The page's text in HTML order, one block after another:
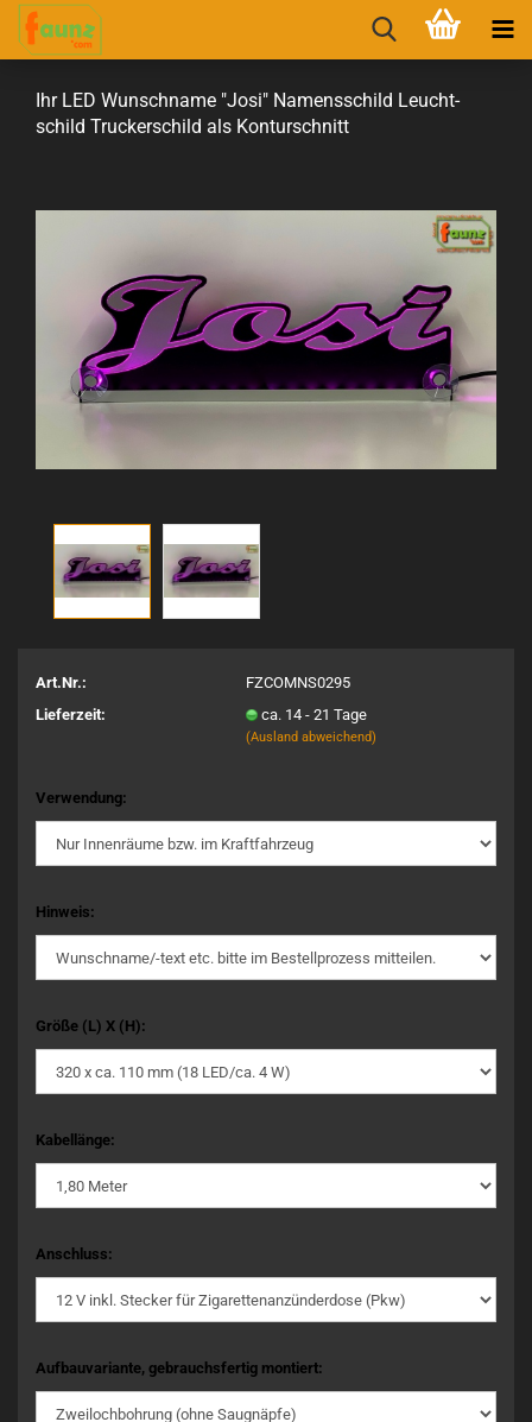
Ihr LED Wunsch­na­me "Josi" Na­mens­schild Leucht­
schild Tru­cker­schild als Kon­tur­schnitt
Art.Nr.:
FZCOMNS0295
Lieferzeit:
ca. 14 - 21 Tage
(Ausland abweichend)
Verwendung:
Hinweis:
Größe (L) X (H):
Kabellänge:
Anschluss:
Aufbauvariante, gebrauchsfertig montiert: